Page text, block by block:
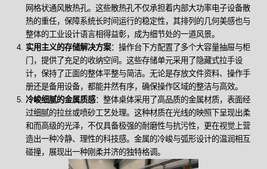
网格状通风散热孔。这些散热孔不仅承担着内部大功率电子设备散
热的重任，保障系统长时间运行的稳定性，其排列的几何美感也与
整体的工业设计语言相得益彰，成为细节处的一道风景。
实用主义的存储解决方案：操作台下方配置了多个大容量抽屉与柜
门，提供了充足的收纳空间。这些存储单元采用了隐藏式拉手设
计，保持了正面的整体平整与简洁。无论是存放文件资料、操作手
册还是备用设备，都能井然有序，确保操作区域的整洁与高效。
冷峻细腻的金属质感：整体桌体采用了高品质的金属材质，表面经
过细腻的拉丝或喷砂工艺处理。这种材质在光线的映照下呈现出柔
和而高级的光泽，不仅具备极强的耐磨性与抗污性，更在视觉上营
造出一种冷静、理性的科技感。金属的冷峻与弧形设计的温润相互
碰撞，展现出一种刚柔并济的独特格调。